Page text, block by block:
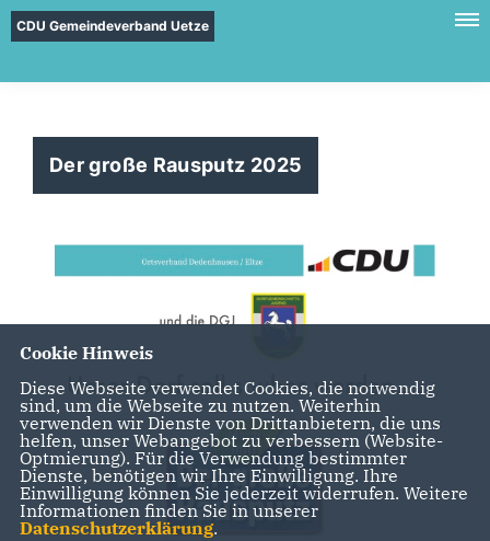
CDU Gemeindeverband Uetze
Der große Rausputz 2025
Cookie Hinweis
Diese Webseite verwendet Cookies, die notwendig
sind, um die Webseite zu nutzen. Weiterhin
verwenden wir Dienste von Drittanbietern, die uns
helfen, unser Webangebot zu verbessern (Website-
Optmierung). Für die Verwendung bestimmter
Dienste, benötigen wir Ihre Einwilligung. Ihre
Einwilligung können Sie jederzeit widerrufen. Weitere
Informationen finden Sie in unserer
Datenschutzerklärung.